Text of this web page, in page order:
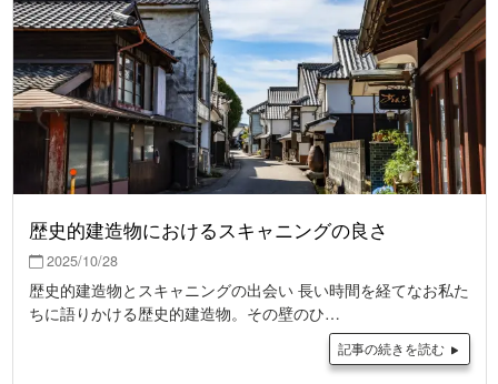
歴史的建造物におけるスキャニングの良さ
2025/10/28
歴史的建造物とスキャニングの出会い 長い時間を経てなお私た
ちに語りかける歴史的建造物。その壁のひ…
記事の続きを読む